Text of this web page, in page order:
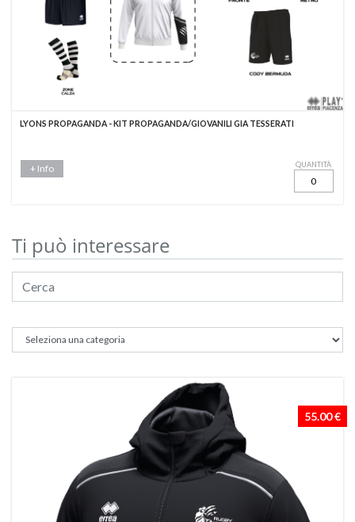
LYONS PROPAGANDA - KIT PROPAGANDA/GIOVANILI GIA TESSERATI
+ Info QUANTITÀ
Ti può interessare
55.00 €